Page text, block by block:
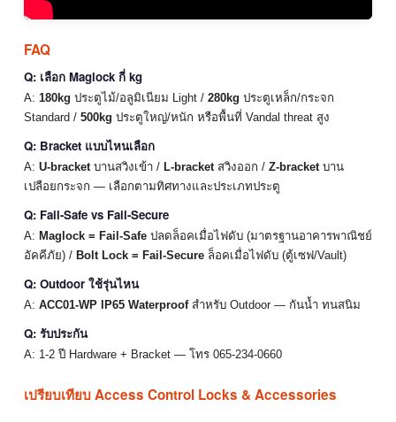
FAQ
Q: เลือก Maglock กี่ kg
A: 180kg ประตูไม้/อลูมิเนียม Light / 280kg ประตูเหล็ก/กระจก
Standard / 500kg ประตูใหญ่/หนัก หรือพื้นที่ Vandal threat สูง
Q: Bracket แบบไหนเลือก
A: U-bracketบานสวิงเข้า / L-bracketสวิงออก / Z-bracketบาน
เปลือยกระจก — เลือกตามทิศทางและประเภทประตู
Q: Fail-Safe vs Fail-Secure
A: Maglock = Fail-Safe ปลดล็อคเมื่อไฟดับ (มาตรฐานอาคารพาณิชย์
อัคคีภัย) / Bolt Lock = Fail-Secure ล็อคเมื่อไฟดับ (ตู้เซฟ/Vault)
Q: Outdoor ใช้รุ่นไหน
A: ACC01-WP IP65 Waterproofสำหรับ Outdoor — กันน้ำ ทนสนิม
Q: รับประกัน
A: 1-2 ปี Hardware + Bracket — โทร 065-234-0660
เปรียบเทียบ Access Control Locks & Accessories